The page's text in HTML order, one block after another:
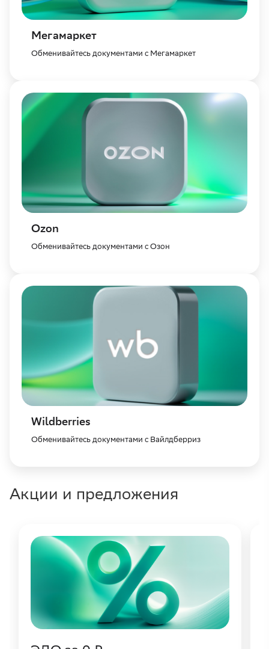
Мегамаркет
Обменивайтесь документами с Мегамаркет
Ozon
Обменивайтесь документами с Озон
Wildberries
Обменивайтесь документами с Вайлдберриз
Акции и предложения